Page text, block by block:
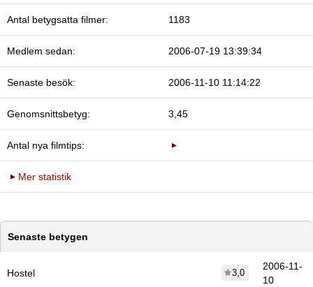
Antal betygsatta filmer: 1183
Medlem sedan: 2006-07-19 13:39:34
Senaste besök: 2006-11-10 11:14:22
Genomsnittsbetyg: 3,45
Antal nya filmtips:
Mer statistik
Senaste betygen
Hostel 3,0
2006-11-
10